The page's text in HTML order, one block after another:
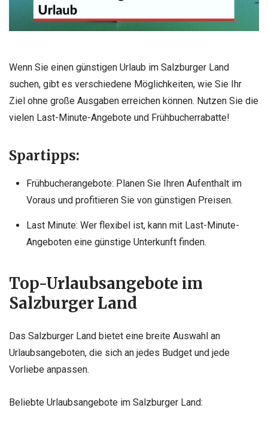
Wenn Sie einen günstigen Urlaub im Salzburger Land
suchen, gibt es verschiedene Möglichkeiten, wie Sie Ihr
Ziel ohne große Ausgaben erreichen können. Nutzen Sie die
vielen Last-Minute-Angebote und Frühbucherrabatte!
Spartipps:
Frühbucherangebote: Planen Sie Ihren Aufenthalt im
Voraus und profitieren Sie von günstigen Preisen.
Last Minute: Wer flexibel ist, kann mit Last-Minute-
Angeboten eine günstige Unterkunft finden.
Top-Urlaubsangebote im
Salzburger Land
Das Salzburger Land bietet eine breite Auswahl an
Urlaubsangeboten, die sich an jedes Budget und jede
Vorliebe anpassen.
Beliebte Urlaubsangebote im Salzburger Land: